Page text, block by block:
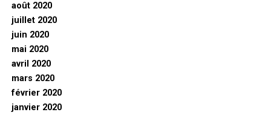
août 2020
juillet 2020
juin 2020
mai 2020
avril 2020
mars 2020
février 2020
janvier 2020